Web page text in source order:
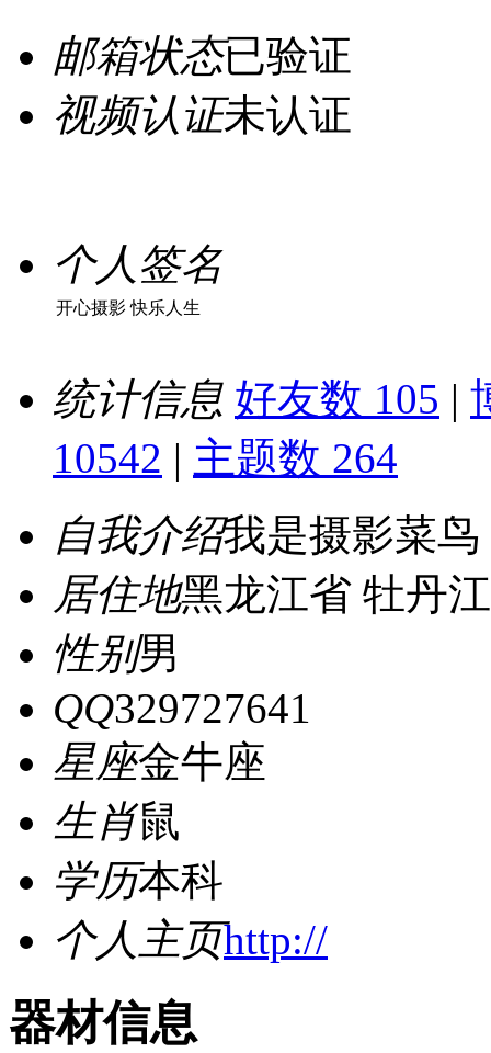
邮箱状态已验证
视频认证未认证
个人签名
开心摄影 快乐人生
统计信息 好友数 105 |
10542 | 主题数 264
自我介绍我是摄影菜
居住地黑龙江省 牡丹
性别男
QQ329727641
星座金牛座
生肖鼠
学历本科
个人主页http://
器材信息